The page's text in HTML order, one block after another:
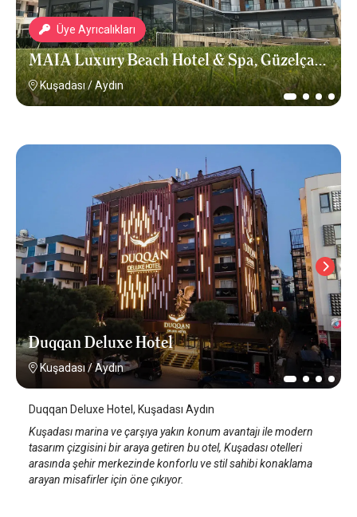
Üye Ayrıcalıkları
MAIA Luxury Beach Hotel & Spa, Güzelçamlı
Kuşadası /Aydın
Duqqan Deluxe Hotel
Kuşadası/Aydın
Duqqan Deluxe Hotel, Kuşadası Aydın
Kuşadası marina ve çarşıya yakın konum avantajı ile modern
tasarım çizgisini bir araya getiren bu otel, Kuşadası otelleri
arasında şehir merkezinde konforlu ve stil sahibi konaklama
arayan misafirler için öne çıkıyor.